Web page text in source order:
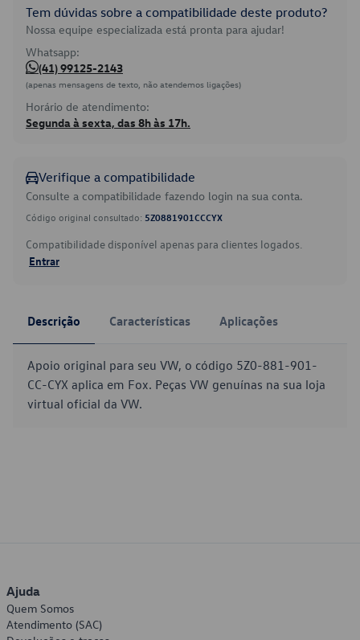
Tem dúvidas sobre a compatibilidade deste produto?
Nossa equipe especializada está pronta para ajudar!
Whatsapp:
(41) 99125-2143
(apenas mensagens de texto, não atendemos ligações)
Horário de atendimento:
Segunda à sexta, das 8h às 17h.
Verifique a compatibilidade
Consulte a compatibilidade fazendo login na sua conta.
Código original consultado: 5Z0881901CCCYX
Compatibilidade disponível apenas para clientes logados.
Entrar
Descrição Características Aplicações
Apoio original para seu VW, o código 5Z0-881-901-
CC-CYX aplica em Fox. Peças VW genuínas na sua loja
virtual oficial da VW.
Ajuda
Quem Somos
Atendimento (SAC)